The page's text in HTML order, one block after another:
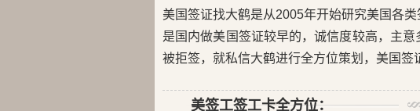
美国签证找大鹤是从2005年开始研究美国各
是国内做美国签证较早的，诚信度较高，主
被拒签，就私信大鹤进行全方位策划，美国签
美签工签工卡全方位：